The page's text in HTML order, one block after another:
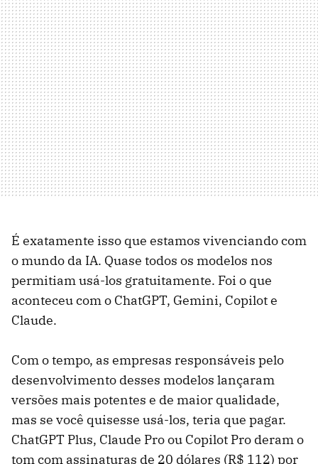
É exatamente isso que estamos vivenciando com
o mundo da IA. Quase todos os modelos nos
permitiam usá-los gratuitamente. Foi o que
aconteceu com o ChatGPT, Gemini, Copilot e
Claude.
Com o tempo, as empresas responsáveis ​​pelo
desenvolvimento desses modelos lançaram
versões mais potentes e de maior qualidade,
mas se você quisesse usá-los, teria que pagar.
ChatGPT Plus, Claude Pro ou Copilot Pro deram o
tom com assinaturas de 20 dólares (R$ 112) por